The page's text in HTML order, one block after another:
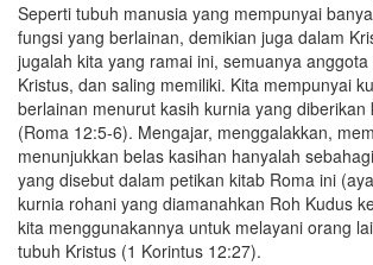
Seperti tubuh manusia yang mempunyai
fungsi yang berlainan, demikian juga dalam
jugalah kita yang ramai ini, semuanya
Kristus, dan saling memiliki. Kita mempunyai
berlainan menurut kasih kurnia yang diberikan
(Roma 12:5-6). Mengajar, menggalakkan,
menunjukkan belas kasihan hanyalah
yang disebut dalam petikan kitab Roma ini
kurnia rohani yang diamanahkan Roh Kudus
kita menggunakannya untuk melayani orang
tubuh Kristus (1 Korintus 12:27).